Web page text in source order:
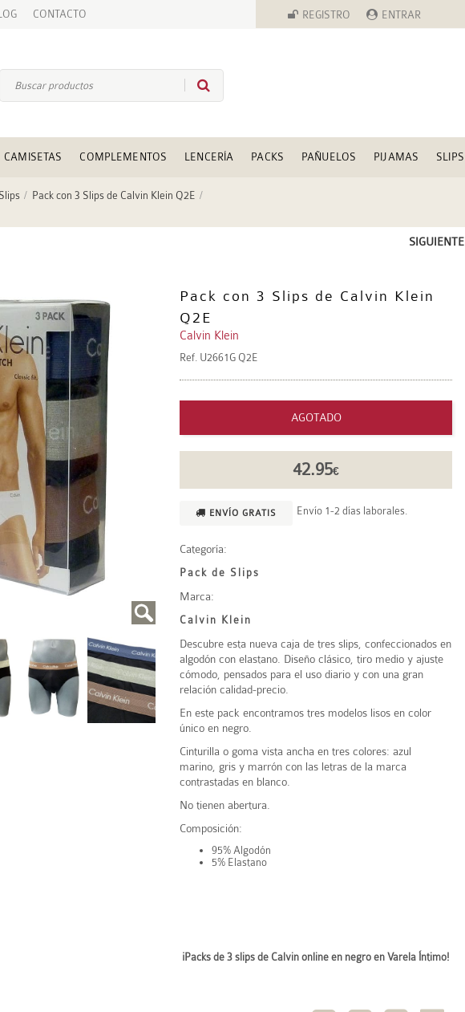
CONTACTO REGISTRO ENTRAR
CAMISETAS COMPLEMENTOS LENCERÍA PACKS PAÑUELOS PIJAMAS SLIPS
Pack con 3 Slips de Calvin Klein Q2E
SIGUIENTE
Pack con 3 Slips de Calvin Klein
Q2E
Calvin Klein
Ref. U2661G Q2E
AGOTADO
42.95€
ENVÍO GRATIS Envío 1-2 días laborales.
Categoría:
Pack de Slips
Marca:
Calvin Klein
Descubre esta nueva caja de tres slips, confeccionados en
algodón con elastano. Diseño clásico, tiro medio y ajuste
cómodo, pensados para el uso diario y con una gran
relación calidad-precio.
En este pack encontramos tres modelos lisos en color
único en negro.
Cinturilla o goma vista ancha en tres colores: azul
marino, gris y marrón con las letras de la marca
contrastadas en blanco.
No tienen abertura.
Composición:
95% Algodón
5% Elastano
¡Packs de 3 slips de Calvin online en negro en Varela Íntimo!